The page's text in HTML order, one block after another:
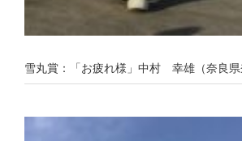
雪丸賞：「お疲れ様」中村 幸雄（奈良県